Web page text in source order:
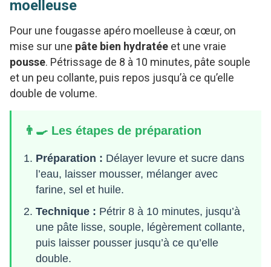
moelleuse
Pour une fougasse apéro moelleuse à cœur, on
mise sur une pâte bien hydratée et une vraie
pousse. Pétrissage de 8 à 10 minutes, pâte souple
et un peu collante, puis repos jusqu’à ce qu’elle
double de volume.
👨‍🍳 Les étapes de préparation
Préparation : Délayer levure et sucre dans
l’eau, laisser mousser, mélanger avec
farine, sel et huile.
Technique : Pétrir 8 à 10 minutes, jusqu’à
une pâte lisse, souple, légèrement collante,
puis laisser pousser jusqu’à ce qu’elle
double.